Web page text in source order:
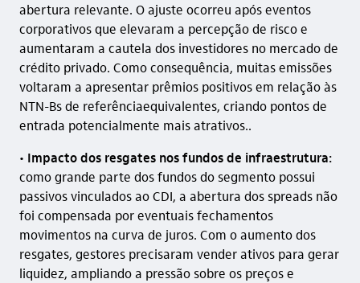
abertura relevante. O ajuste ocorreu após eventos
corporativos que elevaram a percepção de risco e
aumentaram a cautela dos investidores no mercado de
crédito privado. Como consequência, muitas emissões
voltaram a apresentar prêmios positivos em relação às
NTN-Bs de referênciaequivalentes, criando pontos de
entrada potencialmente mais atrativos..
• Impacto dos resgates nos fundos de infraestrutura:
como grande parte dos fundos do segmento possui
passivos vinculados ao CDI, a abertura dos spreads não
foi compensada por eventuais fechamentos
movimentos na curva de juros. Com o aumento dos
resgates, gestores precisaram vender ativos para gerar
liquidez, ampliando a pressão sobre os preços e